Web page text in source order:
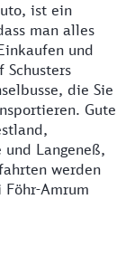
ist ein
man alles
und
Schusters
die Sie
Gute
und Langeneß,
werden
Amrum